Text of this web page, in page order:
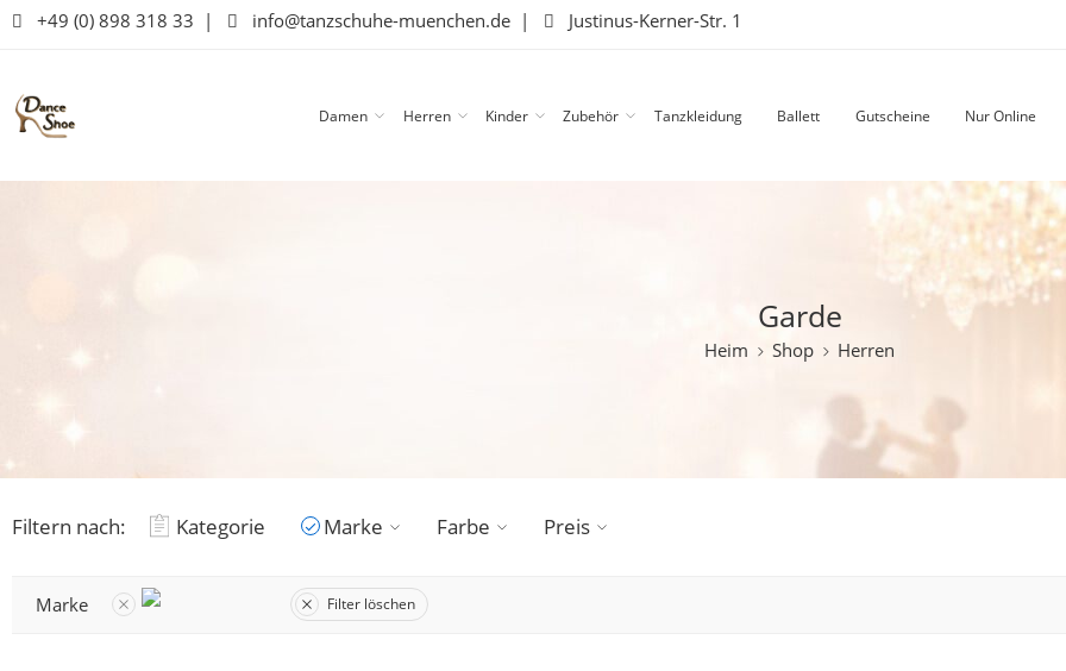
+49 (0) 898 318 33 | info@tanzschuhe-muenchen.de | Justinus-Kerner-Str. 1
Damen Herren Kinder Zubehör Tanzkleidung Ballett Gutscheine Nur Online
Garde
Heim Shop Herren
Filtern nach: Kategorie Marke Farbe Preis
Marke Filter löschen